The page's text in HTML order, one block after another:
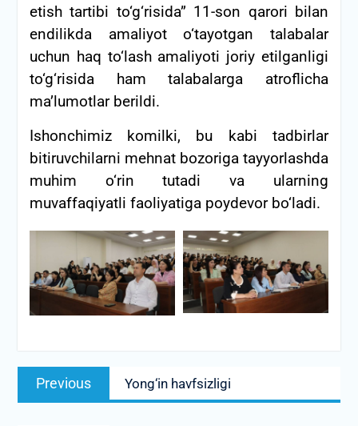
etish tartibi to‘g‘risida” 11-son qarori bilan
endilikda amaliyot o‘tayotgan talabalar
uchun haq to‘lash amaliyoti joriy etilganligi
to‘g‘risida ham talabalarga atroflicha
ma’lumotlar berildi.
Ishonchimiz komilki, bu kabi tadbirlar
bitiruvchilarni mehnat bozoriga tayyorlashda
muhim o‘rin tutadi va ularning
muvaffaqiyatli faoliyatiga poydevor bo‘ladi.
Post
menyusi
Previous
Previous
post:
Yong‘in havfsizligi